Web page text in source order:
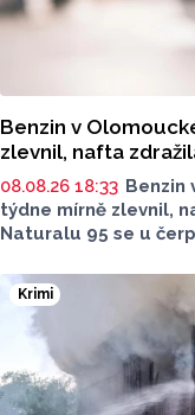
Benzin v
zlevnil, nafta
08.08.26 18:33 Benzin
týdne mírně zlevnil,
Naturalu 95 se u
dražší. O 84 haléřů
průměrně 44,84
která ceny sleduje,
dražší než před
o 11,31 koruny méně.
Krimi